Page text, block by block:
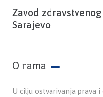
Zavod
Sarajevo
O nama
U cilju ostvarivanja prava i